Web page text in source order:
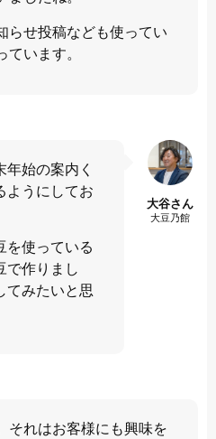
らせ投稿なども使ってい
います。
始の案内く
ようにしてお
を使っている
で作りまし
てみたいと思
大谷さん
大豆乃館
それはお客様にも興味を